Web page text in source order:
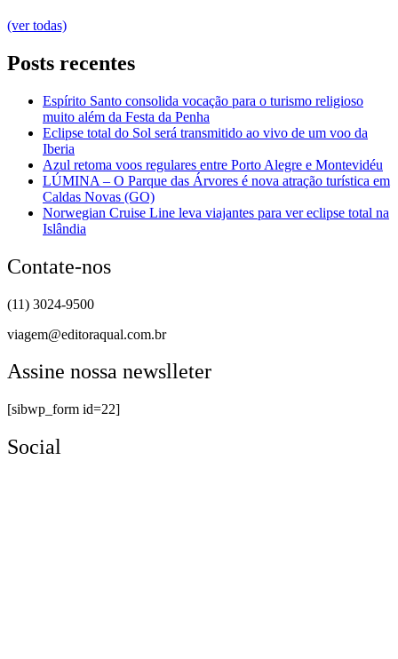
(ver todas)
Posts recentes
Espírito Santo consolida vocação para o turismo religioso
muito além da Festa da Penha
Eclipse total do Sol será transmitido ao vivo de um voo da
Iberia
Azul retoma voos regulares entre Porto Alegre e Montevidéu
LÚMINA – O Parque das Árvores é nova atração turística em
Caldas Novas (GO)
Norwegian Cruise Line leva viajantes para ver eclipse total na
Islândia
Contate-nos
(11) 3024-9500
viagem@editoraqual.com.br
Assine nossa newslleter
[sibwp_form id=22]
Social